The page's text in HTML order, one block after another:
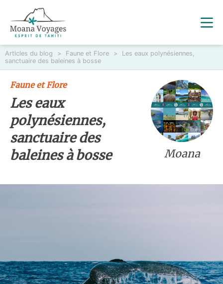
Articles du blog > Faune et Flore >
Les eaux polynésiennes,
sanctuaire des baleines à bosse
Moana
Faune et Flore
Les eaux
polynésiennes,
sanctuaire des
baleines à bosse